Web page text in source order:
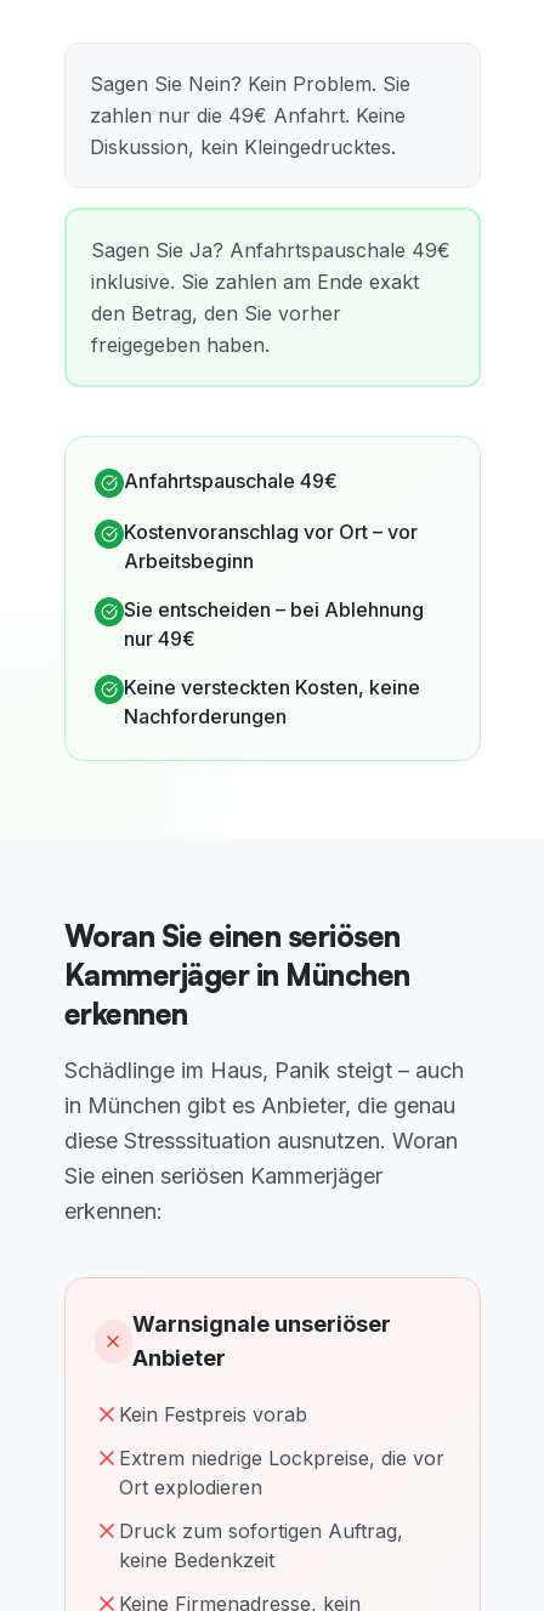
Sagen Sie Nein? Kein Problem. Sie
zahlen nur die 49€ Anfahrt. Keine
Diskussion, kein Kleingedrucktes.
Sagen Sie Ja? Anfahrtspauschale 49€
inklusive. Sie zahlen am Ende exakt
den Betrag, den Sie vorher
freigegeben haben.
Anfahrtspauschale 49€
Kostenvoranschlag vor Ort – vor
Arbeitsbeginn
Sie entscheiden – bei Ablehnung
nur 49€
Keine versteckten Kosten, keine
Nachforderungen
Woran Sie einen seriösen
Kammerjäger in München
erkennen
Schädlinge im Haus, Panik steigt – auch
in München gibt es Anbieter, die genau
diese Stresssituation ausnutzen. Woran
Sie einen seriösen Kammerjäger
erkennen:
Warnsignale unseriöser
Anbieter
Kein Festpreis vorab
Extrem niedrige Lockpreise, die vor
Ort explodieren
Druck zum sofortigen Auftrag,
keine Bedenkzeit
Keine Firmenadresse, kein